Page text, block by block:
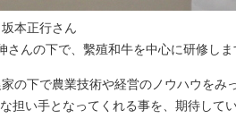
本正行さん
んの下で、繫殖和牛を中心に研修しま
の下で農業技術や経営のノウハウをみ
担い手となってくれる事を、期待してい